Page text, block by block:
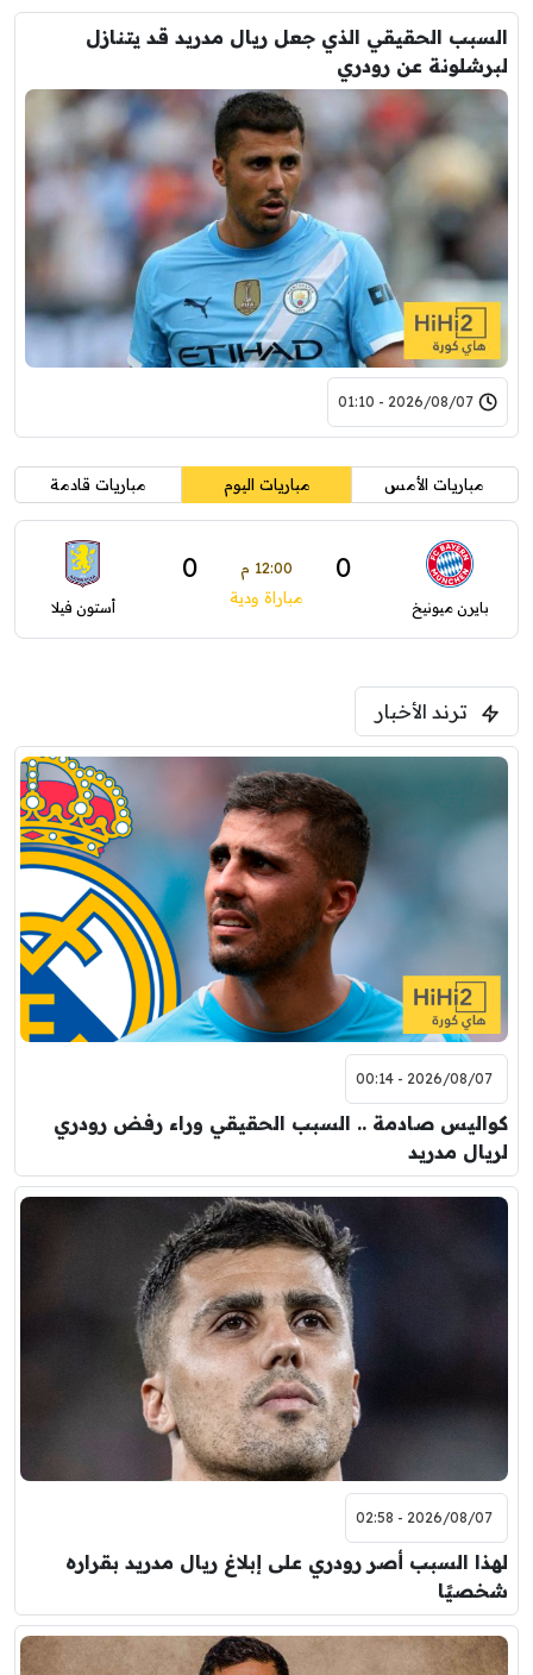
السبب الحقيقي الذي جعل ريال مدريد قد يتنازل
لبرشلونة عن رودري
2026/08/07 - 01:10
مباريات الأمس مباريات اليوم مباريات قادمة
بايرن ميونيخ
0 12:00 م 0
مباراة ودية أستون فيلا
ترند الأخبار
2026/08/07 - 00:14
كواليس صادمة .. السبب الحقيقي وراء رفض رودري
لريال مدريد
2026/08/07 - 02:58
لهذا السبب أصر رودري على إبلاغ ريال مدريد بقراره
شخصيًا